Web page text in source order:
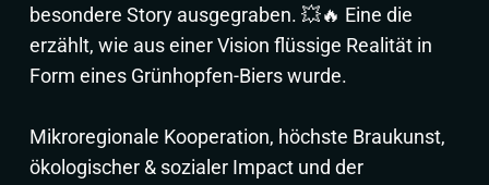
besondere Story ausgegraben. 💥🔥 Eine die
erzählt, wie aus einer Vision flüssige Realität in
Form eines Grünhopfen-Biers wurde.
Mikroregionale Kooperation, höchste Braukunst,
ökologischer & sozialer Impact und der